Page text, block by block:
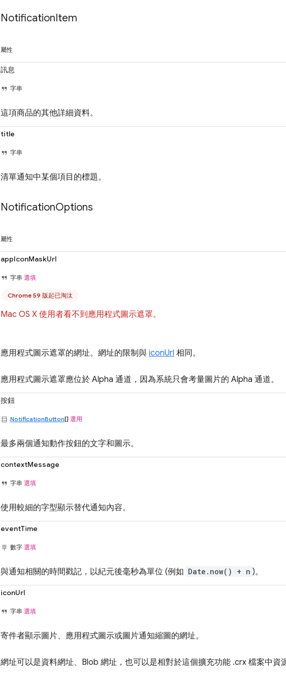
NotificationItem
屬性
訊息
字串
這項商品的其他詳細資料。
title
字串
清單通知中某個項目的標題。
NotificationOptions
屬性
appIconMaskUrl
字串 選填
Chrome 59 版起已淘汰
Mac OS X 使用者看不到應用程式圖示遮罩。
應用程式圖示遮罩的網址。網址的限制與 iconUrl 相同。
應用程式圖示遮罩應位於 Alpha 通道，因為系統只會考量圖片的 Alpha 通道。
按鈕
NotificationButton[] 選用
最多兩個通知動作按鈕的文字和圖示。
contextMessage
字串 選填
使用較細的字型顯示替代通知內容。
eventTime
數字 選填
與通知相關的時間戳記，以紀元後毫秒為單位 (例如 Date.now() + n )。
iconUrl
字串 選填
寄件者顯示圖片、應用程式圖示或圖片通知縮圖的網址。
網址可以是資料網址、Blob 網址，也可以是相對於這個擴充功能 .crx 檔案中資